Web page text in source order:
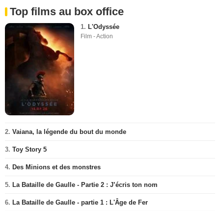
Top films au box office
1. L'Odyssée
Film - Action
2. Vaiana, la légende du bout du monde
3. Toy Story 5
4. Des Minions et des monstres
5. La Bataille de Gaulle - Partie 2 : J’écris ton nom
6. La Bataille de Gaulle - partie 1 : L'Âge de Fer